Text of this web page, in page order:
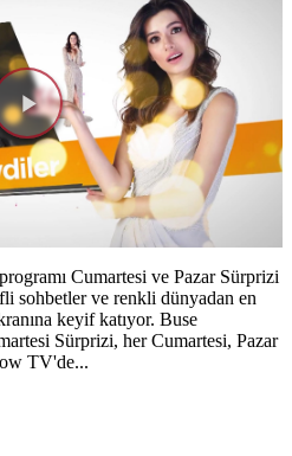
Videoyu
Oynat
Cumartesi ve Pazar Sürprizi
sohbetler ve renkli dünyadan en
keyif katıyor. Buse
Sürprizi, her Cumartesi, Pazar
TV'de...